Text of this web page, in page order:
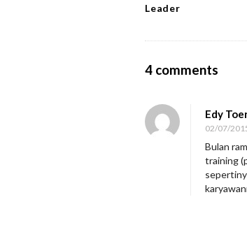
Leader
4 comments
a
m
a
d
Edy
02/07/
Bulan
training